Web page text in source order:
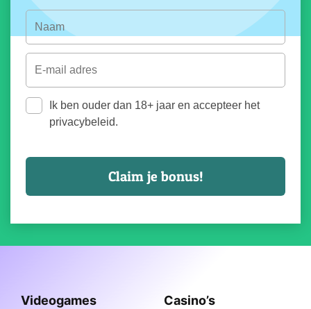
Ik ben ouder dan 18+ jaar en accepteer het
privacybeleid.
Videogames Casino’s